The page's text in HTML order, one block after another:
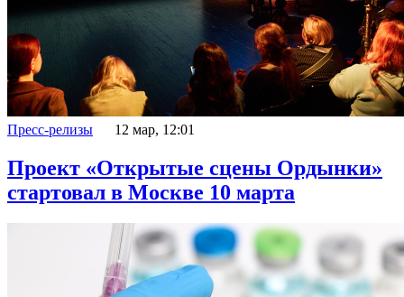
Пресс-релизы 12 мар, 12:01
Проект «Открытые сцены Ордынки»
стартовал в Москве 10 марта